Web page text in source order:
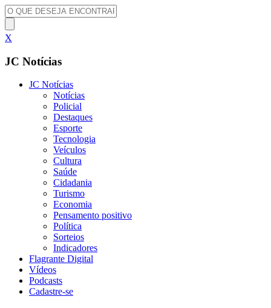
X
JC Notícias
JC Notícias
Notícias
Policial
Destaques
Esporte
Tecnologia
Veículos
Cultura
Saúde
Cidadania
Turismo
Economia
Pensamento positivo
Política
Sorteios
Indicadores
Flagrante Digital
Vídeos
Podcasts
Cadastre-se